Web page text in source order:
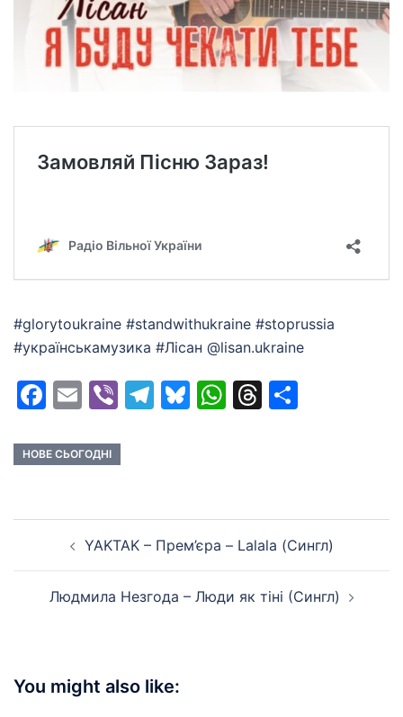
#glorytoukraine #standwithukraine #stoprussia
#українськамузика #Лісан @lisan.ukraine
Facebook
EmailViberTelegram
Bluesky
WhatsApp
Threads
НОВЕ СЬОГОДНІ
navigationYAKTAK – Прем’єра – Lalala (Сингл)
Людмила Незгода – Люди як тіні (Сингл)
You might also like: